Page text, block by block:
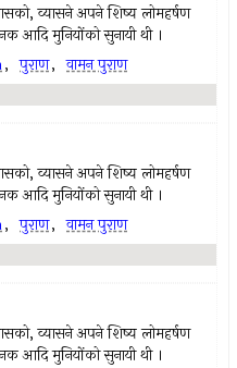
व्यासने अपने शिष्य लोमहर्षण
आदि मुनियोंको सुनायी थी ।
, पुराण, वामन पुराण
व्यासने अपने शिष्य लोमहर्षण
आदि मुनियोंको सुनायी थी ।
, पुराण, वामन पुराण
व्यासने अपने शिष्य लोमहर्षण
आदि मुनियोंको सुनायी थी ।